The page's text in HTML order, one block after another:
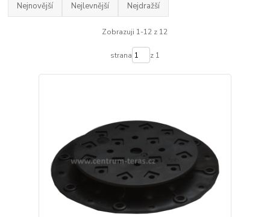
Nejnovější Nejlevnější Nejdražší
Zobrazuji 1-12 z 12
strana z 1